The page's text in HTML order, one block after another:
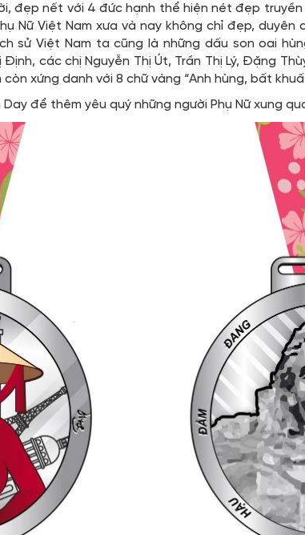
đẹp nết với 4 đức hạnh thể hiện nét đẹp
Nữ Việt Nam xưa và nay không chỉ đẹp,
sử Việt Nam ta cũng là những dấu son oai
các chị Nguyễn Thị Út, Trần Thị Lý, Đặng
còn xứng danh với 8 chữ vàng “Anh hùng, bất
Day để thêm yêu quý những người Phụ Nữ xung